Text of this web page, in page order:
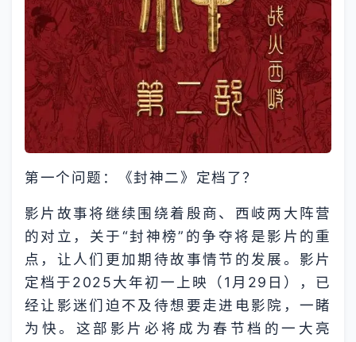
第一个问题：《封神二》定档了？
影片故事将继续围绕着殷商、西岐两大阵营
的对立，关于“封神榜”的争夺将是影片的重
点，让人们更加期待故事情节的发展。影片
定档于2025大年初一上映（1月29日），已
经让影迷们迫不及待想要走进电影院，一睹
为快。这部影片必将成为春节档的一大亮